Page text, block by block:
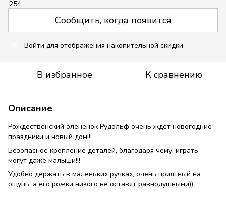
Сообщить, когда появится
Войти для отображения накопительной скидки
В избранное К сравнению
Описание
Рождественский олененок Рудольф очень ждёт новогодние
праздники и новый дом!!!
Безопасное крепление деталей, благодаря чему, играть
могут даже малыши!!!
Удобно держать в маленьких ручках, очень приятный на
ощупь, а его рожки никого не оставят равнодушными))